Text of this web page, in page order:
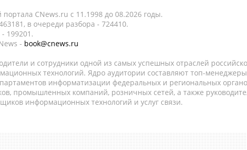
CNews.ru c 11.1998 до 08.2026 годы.
в очереди разбора - 724410.
199201.
- book@cnews.ru
и сотрудники одной из самых успешных отраслей
технологий. Ядро аудитории составляют топ-
информатизации федеральных и региональных
промышленных компаний, розничных сетей, а также
информационных технологий и услуг связи.